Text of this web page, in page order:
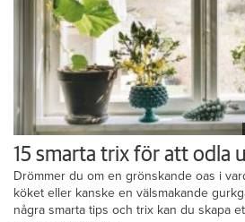
15 smarta trix för att odla
Drömmer du om en grönskande oas i
köket eller kanske en välsmakande
några smarta tips och trix kan du skapa